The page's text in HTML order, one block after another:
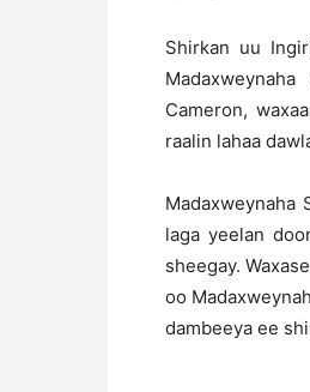
Shirkan uu
Cameron,
raalin lahaa
Madaxweynaha
laga yeelan
sheegay.
oo
dambeeya ee